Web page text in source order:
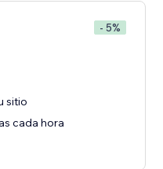
- 5%
sitio
cada hora